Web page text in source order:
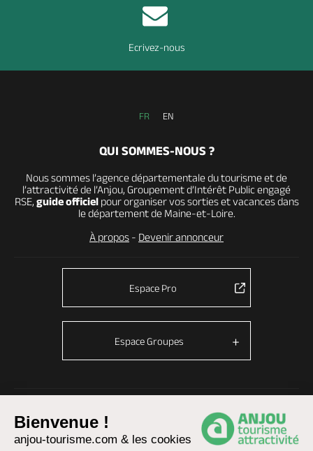
Bienvenue !
anjou-tourisme.com & les cookies
Ecrivez-nous
FR EN
QUI SOMMES-NOUS ?
Nous sommes l’agence départementale du tourisme et de
l’attractivité de l’Anjou, Groupement d’Intérêt Public engagé
RSE, guide officielpour organiser vos sorties et vacances dans
le département de Maine-et-Loire.
À propos - Devenir annonceur
Espace Pro
Espace Groupes
Mentions légales Données personnelles-Cookies
CGU Réservation -Accessibilité : partiellement conforme